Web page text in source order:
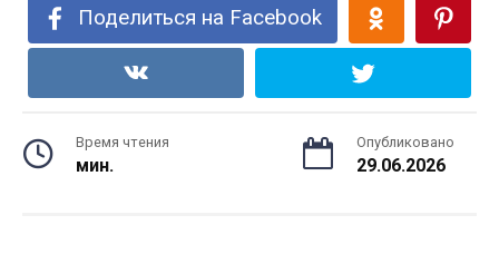
Поделиться на Facebook
Время чтения
мин.
Опубликовано
29.06.2026